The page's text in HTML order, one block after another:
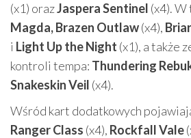
(x1) orazJaspera Sentinel (x4).
Magda, Brazen Outlaw(x4),
i Light Up the Night (x1), a także
kontroli tempa: Thundering
Snakeskin Veil (x4).
Wśród kart dodatkowych
Ranger Class (x4), Rockfall Vale